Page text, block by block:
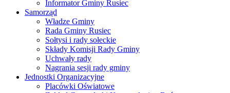
Informator Gminy Rusiec
Samorząd
Władze Gminy
Rada Gminy Rusiec
Sołtysi i rady sołeckie
Składy Komisji Rady Gminy
Uchwały rady
Nagrania sesji rady gminy
Jednostki Organizacyjne
Placówki Oświatowe